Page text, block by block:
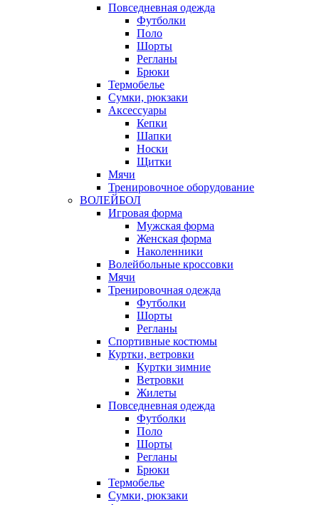
Повседневная одежда
Футболки
Поло
Шорты
Регланы
Брюки
Термобелье
Сумки, рюкзаки
Аксессуары
Кепки
Шапки
Носки
Щитки
Мячи
Тренировочное оборудование
ВОЛЕЙБОЛ
Игровая форма
Мужская форма
Женская форма
Наколенники
Волейбольные кроссовки
Мячи
Тренировочная одежда
Футболки
Шорты
Регланы
Спортивные костюмы
Куртки, ветровки
Куртки зимние
Ветровки
Жилеты
Повседневная одежда
Футболки
Поло
Шорты
Регланы
Брюки
Термобелье
Сумки, рюкзаки